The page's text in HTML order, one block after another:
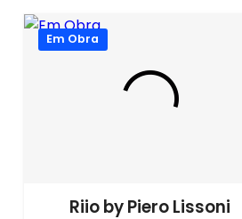
Em Obra
Riio by Piero Lissoni